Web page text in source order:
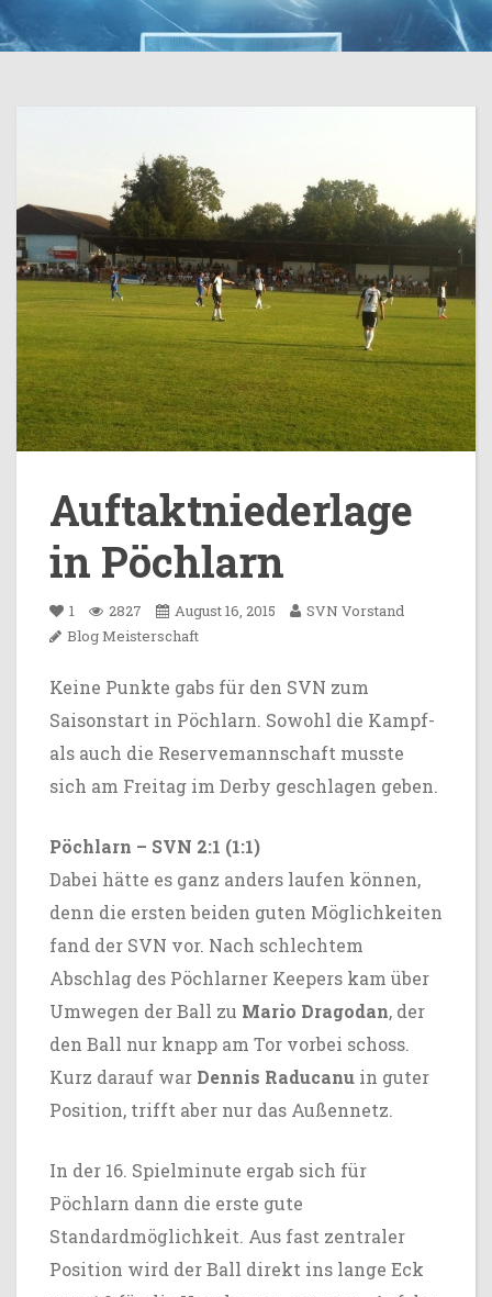
Auftaktniederlage
in Pöchlarn
1 2827 August 16, 2015
SVN Vorstand
BlogMeisterschaft
Keine Punkte gabs für den SVN zum
Saisonstart in Pöchlarn. Sowohl die Kampf-
als auch die Reservemannschaft musste
sich am Freitag im Derby geschlagen geben.
Pöchlarn – SVN 2:1 (1:1)
Dabei hätte es ganz anders laufen können,
denn die ersten beiden guten Möglichkeiten
fand der SVN vor. Nach schlechtem
Abschlag des Pöchlarner Keepers kam über
Umwegen der Ball zu Mario Dragodan, der
den Ball nur knapp am Tor vorbei schoss.
Kurz darauf war Dennis Raducanu in guter
Position, trifft aber nur das Außennetz.
In der 16. Spielminute ergab sich für
Pöchlarn dann die erste gute
Standardmöglichkeit. Aus fast zentraler
Position wird der Ball direkt ins lange Eck